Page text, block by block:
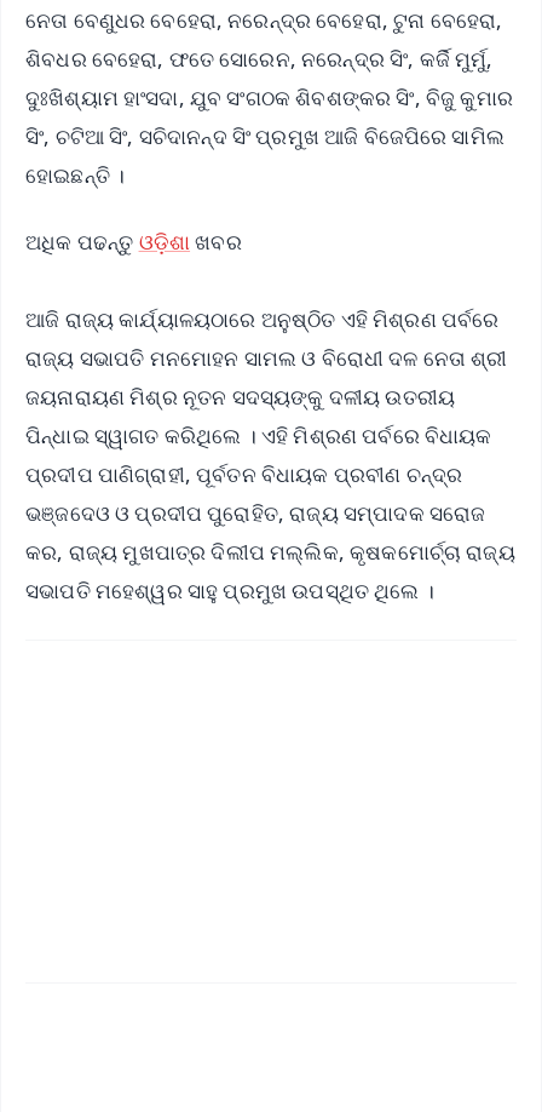
ନେତା ବେଣୁଧର ବେହେରା, ନରେନ୍ଦ୍ର ବେହେରା, ଟୁନା ବେହେରା,
ଶିବଧର ବେହେରା, ଫତେ ସୋରେନ, ନରେନ୍ଦ୍ର ସିଂ, କର୍ଜି ମୁର୍ମୁ,
ଦୁଃଖିଶ୍ୟାମ ହାଂସଦା, ଯୁବ ସଂଗଠକ ଶିବଶଙ୍କର ସିଂ, ବିଜୁ କୁମାର
ସିଂ, ଚଟିଆ ସିଂ, ସଚିଦାନନ୍ଦ ସିଂ ପ୍ରମୁଖ ଆଜି ବିଜେପିରେ ସାମିଲ
ହୋଇଛନ୍ତି ।
ଅଧିକ ପଢନ୍ତୁ ଓଡ଼ିଶା ଖବର
ଆଜି ରାଜ୍ୟ କାର୍ଯ୍ୟାଳୟଠାରେ ଅନୁଷ୍ଠିତ ଏହି ମିଶ୍ରଣ ପର୍ବରେ
ରାଜ୍ୟ ସଭାପତି ମନମୋହନ ସାମଲ ଓ ବିରୋଧୀ ଦଳ ନେତା ଶ୍ରୀ
ଜୟନାରାୟଣ ମିଶ୍ର ନୂତନ ସଦସ୍ୟଙ୍କୁ ଦଳୀୟ ଉତରୀୟ
ପିନ୍ଧାଇ ସ୍ୱାଗତ କରିଥିଲେ । ଏହି ମିଶ୍ରଣ ପର୍ବରେ ବିଧାୟକ
ପ୍ରଦୀପ ପାଣିଗ୍ରାହୀ, ପୂର୍ବତନ ବିଧାୟକ ପ୍ରବୀଣ ଚନ୍ଦ୍ର
ଭଞ୍ଜଦେଓ ଓ ପ୍ରଦୀପ ପୁରୋହିତ, ରାଜ୍ୟ ସମ୍ପାଦକ ସରୋଜ
କର, ରାଜ୍ୟ ମୁଖପାତ୍ର ଦିଲୀପ ମଲ୍ଲିକ, କୃଷକମୋର୍ଚ୍ଚା ରାଜ୍ୟ
ସଭାପତି ମହେଶ୍ୱର ସାହୁ ପ୍ରମୁଖ ଉପସ୍ଥିତ ଥିଲେ ।